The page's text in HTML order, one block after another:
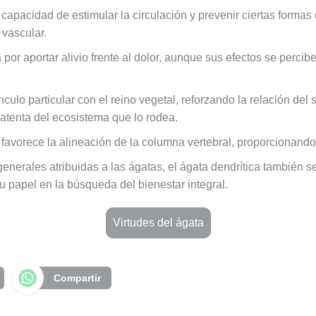
de estimular la circulación y prevenir ciertas
aportar alivio frente al dolor, aunque sus efectos se
particular con el reino vegetal, reforzando la relación del
del ecosistema que lo rodea.
la alineación de la columna vertebral,
atribuidas a las ágatas, el ágata dendrítica también
papel en la búsqueda del bienestar integral.
Virtudes del ágata
Compartir